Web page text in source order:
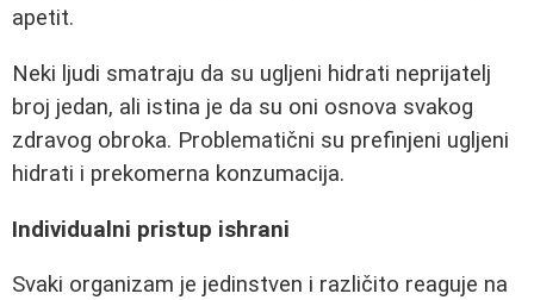
apetit.
Neki ljudi smatraju da su ugljeni hidrati neprijatelj
broj jedan, ali istina je da su oni osnova svakog
zdravog obroka. Problematični su prefinjeni ugljeni
hidrati i prekomerna konzumacija.
Individualni pristup ishrani
Svaki organizam je jedinstven i različito reaguje na